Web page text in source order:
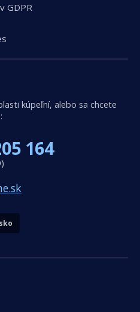
GDPR
kúpeľní, alebo sa chcete
164